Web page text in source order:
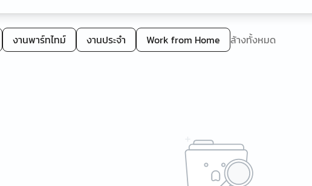
งานพาร์ทไทม์ งานประจำ Work from Home ล้างทั้งหมด